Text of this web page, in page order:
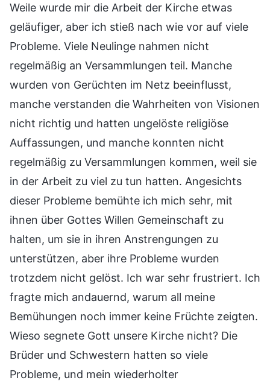
Weile wurde mir die Arbeit der Kirche etwas
geläufiger, aber ich stieß nach wie vor auf viele
Probleme. Viele Neulinge nahmen nicht
regelmäßig an Versammlungen teil. Manche
wurden von Gerüchten im Netz beeinflusst,
manche verstanden die Wahrheiten von Visionen
nicht richtig und hatten ungelöste religiöse
Auffassungen, und manche konnten nicht
regelmäßig zu Versammlungen kommen, weil sie
in der Arbeit zu viel zu tun hatten. Angesichts
dieser Probleme bemühte ich mich sehr, mit
ihnen über Gottes Willen Gemeinschaft zu
halten, um sie in ihren Anstrengungen zu
unterstützen, aber ihre Probleme wurden
trotzdem nicht gelöst. Ich war sehr frustriert. Ich
fragte mich andauernd, warum all meine
Bemühungen noch immer keine Früchte zeigten.
Wieso segnete Gott unsere Kirche nicht? Die
Brüder und Schwestern hatten so viele
Probleme, und mein wiederholter